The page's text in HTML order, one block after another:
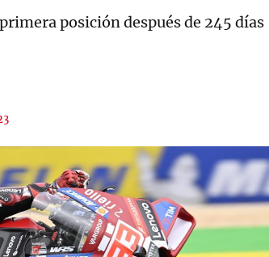
posición después de 245 días